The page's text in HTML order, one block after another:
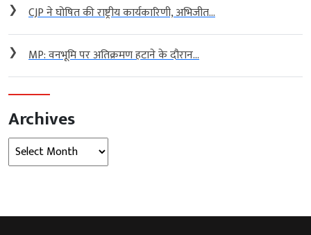
❯ CJP ने घोषित की राष्ट्रीय कार्यकारिणी, अभिजीत...
❯ MP: वनभूमि पर अतिक्रमण हटाने के दौरान...
Archives
Archives